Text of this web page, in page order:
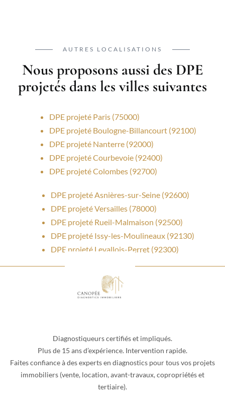
AUTRES LOCALISATIONS
Nous proposons aussi des DPE
projetés dans les villes suivantes
DPE projeté Paris (75000)
DPE projeté Boulogne-Billancourt (92100)
DPE projeté Nanterre (92000)
DPE projeté Courbevoie (92400)
DPE projeté Colombes (92700)
DPE projeté Asnières-sur-Seine (92600)
DPE projeté Versailles (78000)
DPE projeté Rueil-Malmaison (92500)
DPE projeté Issy-les-Moulineaux (92130)
DPE projeté Levallois-Perret (92300)
Diagnostiqueurs certifiés et impliqués.
Plus de 15 ans d’expérience. Intervention rapide.
Faites confiance à des experts en diagnostics pour tous vos projets
immobiliers (vente, location, avant-travaux, copropriétés et
tertiaire).